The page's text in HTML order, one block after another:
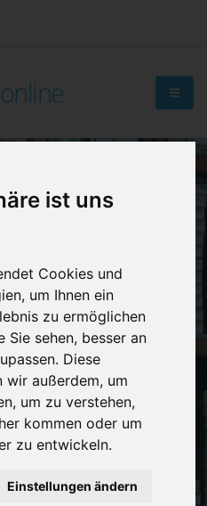
ist uns
Cookies und
um Ihnen ein
zu ermöglichen
Sie sehen, besser an
Diese
wir außerdem, um
um zu verstehen,
kommen oder um
zu entwickeln.
Einstellungen ändern
einenRückruf
persönliche Nachricht.